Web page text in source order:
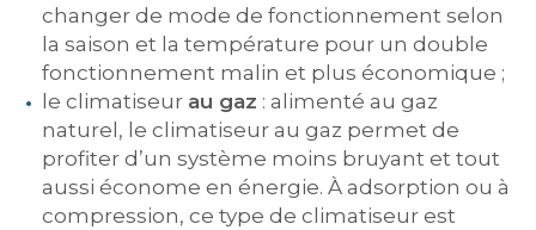
changer de mode de fonctionnement selon
la saison et la température pour un double
fonctionnement malin et plus économique ;
le climatiseur au gaz : alimenté au gaz
naturel, le climatiseur au gaz permet de
profiter d’un système moins bruyant et tout
aussi économe en énergie. À adsorption ou à
compression, ce type de climatiseur est